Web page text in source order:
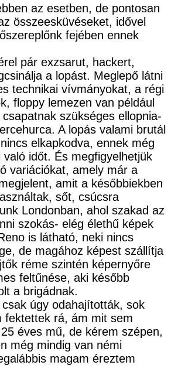
az esetben, de pontosan
összeesküvéseket, idővel
fejében ennek
pár exzsarut, hackert,
a lopást. Meglepő látni
technikai vívmányokat, a régi
floppy lemezen van például
szükséges ellopnia-
A lopás valami brutál
elkapkodva, ennek még
időt. És megfigyelhetjük
variációkat, amely már a
amit a későbbiekben
sőt, csúcsra
Londonban, ahol szakad az
szokás- elég élethű képek
is látható, neki nincs
de magához képest szállítja
réme szintén képernyőre
feltűnése, aki később
a brigádnak.
úgy odahajították, sok
fektettek rá, ám mit sem
éves mű, de kérem szépen,
még mindig van némi
magam éreztem